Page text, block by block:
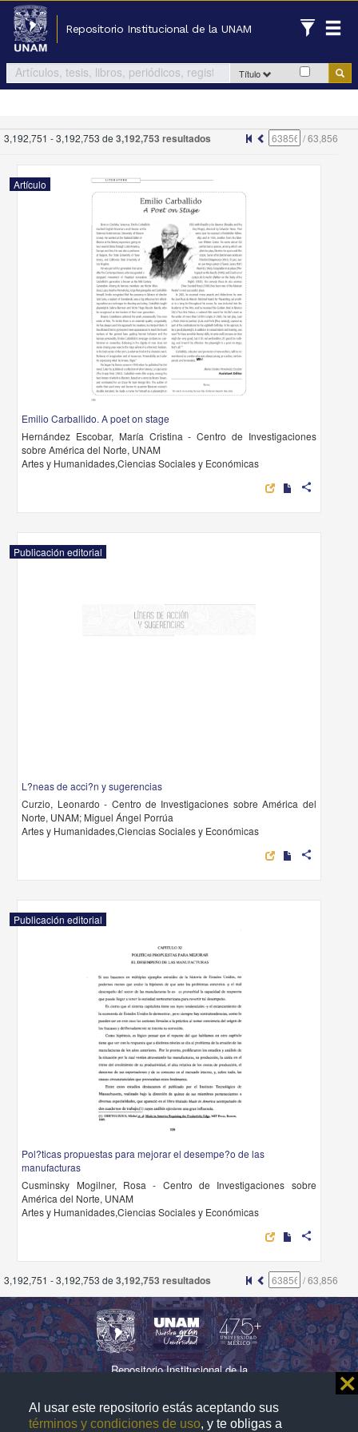
Al usar este repositorio estás aceptando sus
términos y condiciones de uso, y te obligas a
⨯
Repositorio Institucional de la UNAM
Título
3,192,751 - 3,192,753 de 3,192,753 resultados /63,856
Artículo
Emilio Carballido. A poet on stage
Hernández Escobar, María Cristina - Centro de Investigaciones
sobre América del Norte, UNAM
Artes y Humanidades,Ciencias Sociales y Económicas
share
Publicación editorial
L?neas de acci?n y sugerencias
Curzio, Leonardo - Centro de Investigaciones sobre América del
Norte, UNAM; Miguel Ángel Porrúa
Artes y Humanidades,Ciencias Sociales y Económicas
share
Publicación editorial
Pol?ticas propuestas para mejorar el desempe?o de las
manufacturas
Cusminsky Mogilner, Rosa - Centro de Investigaciones sobre
América del Norte, UNAM
Artes y Humanidades,Ciencias Sociales y Económicas
share
3,192,751 - 3,192,753 de 3,192,753 resultados /63,856
Repositorio Institucional de la